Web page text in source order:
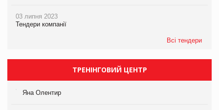
03 липня 2023
Тендери компанії
Всі тендери
ТРЕНІНГОВИЙ ЦЕНТР
Яна Олентир